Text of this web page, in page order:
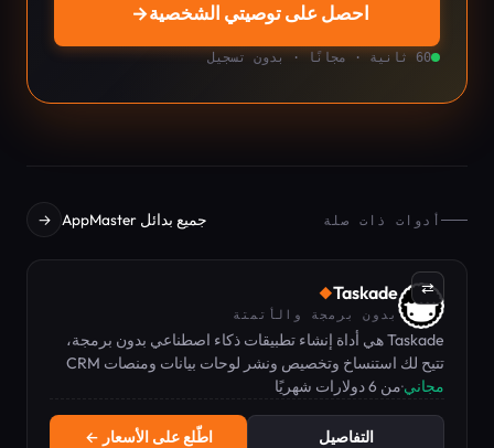
احصل على توصيتي الشخصية→
60 ثانية · مجانًا · بدون تسجيل
أدوات ذات صلة جميع بدائل AppMaster →
⇄
Taskade
◆
بدون برمجة والأتمتة
Taskade هي أداة إنشاء تطبيقات ذكاء اصطناعي بدون برمجة،
تتيح لك استنساخ وتخصيص ونشر لوحات بيانات ومنصات CRM
ومنصات عملاء مباشرة مع وكلاء وعمليات أتمتة مدمجة.
مجاني·من 6 دولارات شهريًا
التفاصيل اطّلع على الأسعار ←